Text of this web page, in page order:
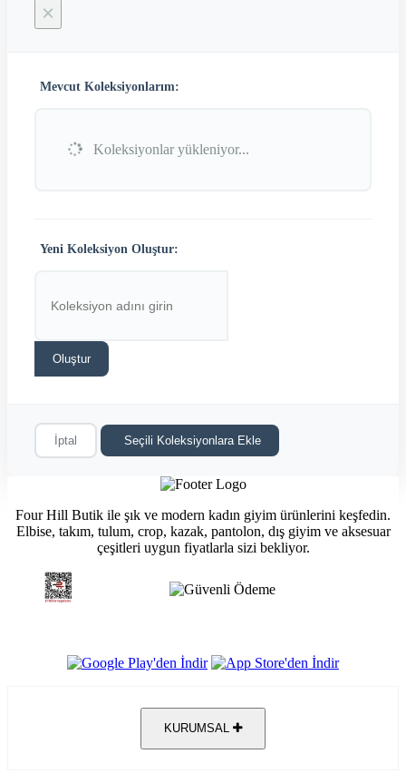
×
Mevcut Koleksiyonlarım:
Koleksiyonlar yükleniyor...
Yeni Koleksiyon Oluştur:
Oluştur
İptal Seçili Koleksiyonlara Ekle
Four Hill Butik ile şık ve modern kadın giyim ürünlerini keşfedin.
Elbise, takım, tulum, crop, kazak, pantolon, dış giyim ve aksesuar
çeşitleri uygun fiyatlarla sizi bekliyor.
KURUMSAL